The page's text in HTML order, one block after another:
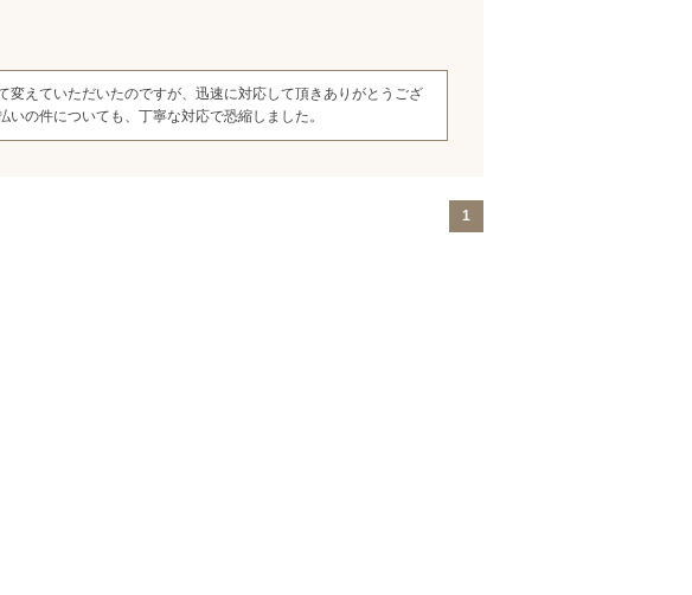
えていただいたのですが、迅速に対応して頂きありがとうござ
の件についても、丁寧な対応で恐縮しました。
1